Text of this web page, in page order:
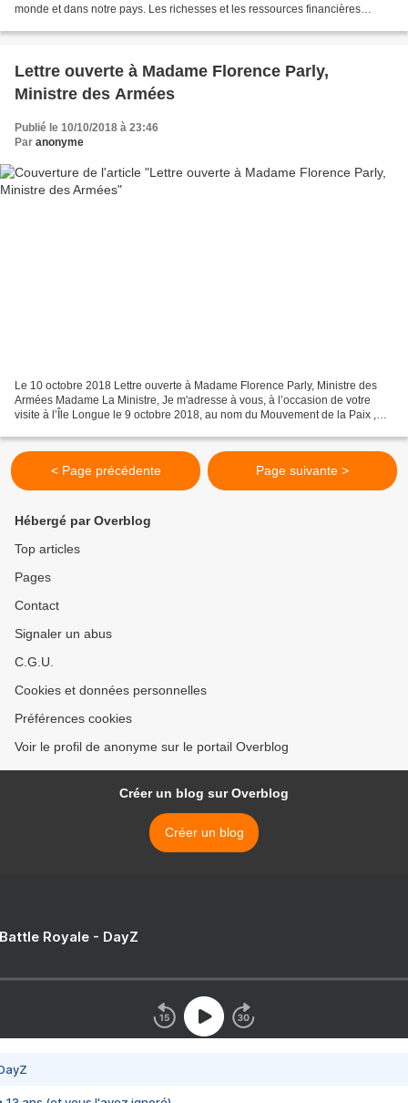
monde et dans notre pays. Les richesses et les ressources financières
Lettre ouverte à Madame Florence Parly,
Ministre des Armées
Publié le 10/10/2018 à 23:46
Par anonyme
Le 10 octobre 2018 Lettre ouverte à Madame Florence Parly, Ministre des
Armées Madame La Ministre, Je m'adresse à vous, à l’occasion de votre
visite à l’Île Longue le 9 octobre 2018, au nom du Mouvement de la Paix ,
< Page précédente Page suivante >
Hébergé par Overblog
Top articles
Pages
Contact
Signaler un abus
C.G.U.
Cookies et données personnelles
Préférences cookies
Voir le profil de anonyme sur le portail Overblog
Créer un blog sur Overblog
Créer un blog
Royale - DayZ